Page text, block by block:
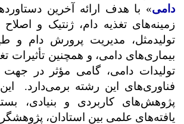
دامی» با هدف ارائه آخرین
زمینه‌های تغذیه دام، ژنتیک و اصلاح
تولیدمثل، مدیریت پرورش دام و
بیماری‌های دامی، و همچنین تأثیرات
تولیدات دامی، گامی مؤثر در جهت
فناوری‌های این رشته برمی‌دارد. این
پژوهش‌های کاربردی و بنیادی،
یافته‌های علمی بین استادان،